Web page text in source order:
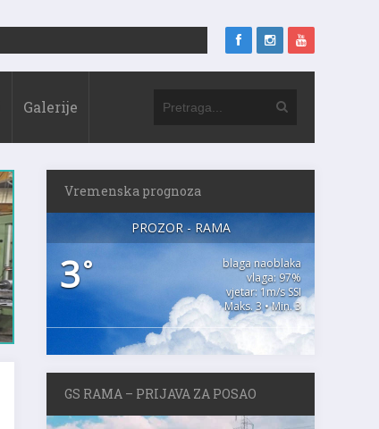
Galerije
Vremenska prognoza
PROZOR - RAMA
3°
blaga naoblaka
vlaga: 97%
vjetar: 1m/s SSI
Maks. 3 • Min. 3
GS RAMA – PRIJAVA ZA POSAO